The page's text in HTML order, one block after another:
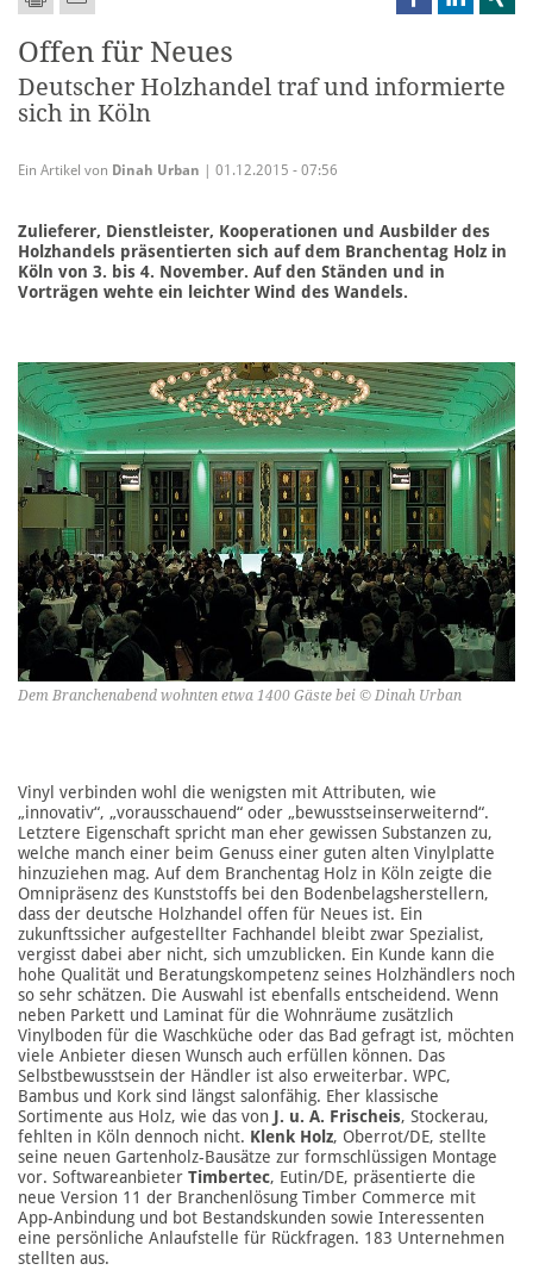
Offen für Neues
Deutscher Holzhandel traf und informierte
sich in Köln
Ein Artikel von Dinah Urban | 01.12.2015 - 07:56
Zulieferer, Dienstleister, Kooperationen und Ausbilder des
Holzhandels präsentierten sich auf dem Branchentag Holz in
Köln von 3. bis 4. November. Auf den Ständen und in
Vorträgen wehte ein leichter Wind des Wandels.
Dem Branchenabend wohnten etwa 1400 Gäste bei © Dinah Urban
Vinyl verbinden wohl die wenigsten mit Attributen, wie
„innovativ“, „vorausschauend“ oder „bewusstseinserweiternd“.
Letztere Eigenschaft spricht man eher gewissen Substanzen zu,
welche manch einer beim Genuss einer guten alten Vinylplatte
hinzuziehen mag. Auf dem Branchentag Holz in Köln zeigte die
Omnipräsenz des Kunststoffs bei den Bodenbelagsherstellern,
dass der deutsche Holzhandel offen für Neues ist. Ein
zukunftssicher aufgestellter Fachhandel bleibt zwar Spezialist,
vergisst dabei aber nicht, sich umzublicken. Ein Kunde kann die
hohe Qualität und Beratungskompetenz seines Holzhändlers noch
so sehr schätzen. Die Auswahl ist ebenfalls entscheidend. Wenn
neben Parkett und Laminat für die Wohnräume zusätzlich
Vinylboden für die Waschküche oder das Bad gefragt ist, möchten
viele Anbieter diesen Wunsch auch erfüllen können. Das
Selbstbewusstsein der Händler ist also erweiterbar. WPC,
Bambus und Kork sind längst salonfähig. Eher klassische
Sortimente aus Holz, wie das von J. u. A. Frischeis, Stockerau,
fehlten in Köln dennoch nicht. Klenk Holz, Oberrot/DE, stellte
seine neuen Gartenholz-Bausätze zur formschlüssigen Montage
vor. Softwareanbieter Timbertec, Eutin/DE, präsentierte die
neue Version 11 der Branchenlösung Timber Commerce mit
App-Anbindung und bot Bestandskunden sowie Interessenten
eine persönliche Anlaufstelle für Rückfragen. 183 Unternehmen
stellten aus.